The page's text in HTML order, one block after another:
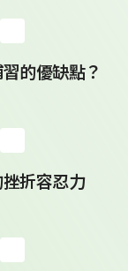
的優缺點？
折容忍力